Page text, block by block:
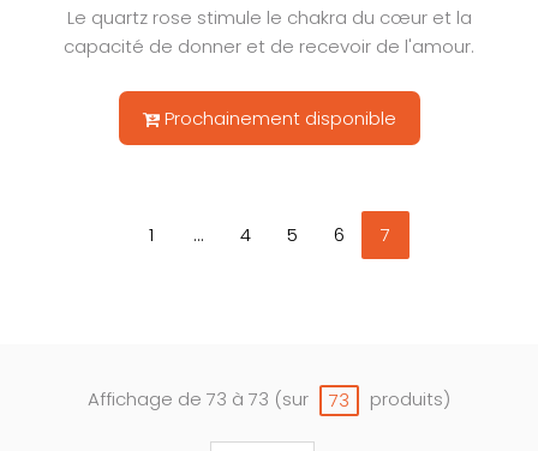
Le quartz rose stimule le chakra du cœur et la
capacité de donner et de recevoir de l'amour.
Prochainement disponible
1 ... 4 5 6 7
Affichage de 73 à 73 (sur 73 produits)